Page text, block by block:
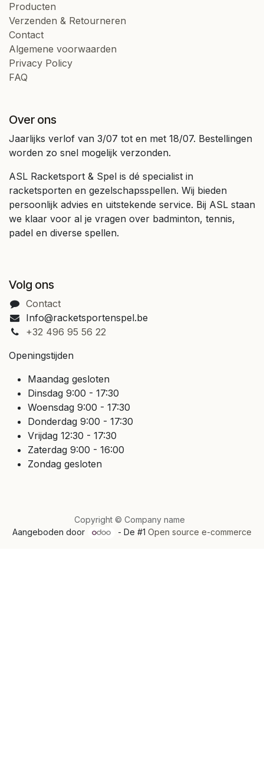
Producten
Verzenden & Retourneren
Contact
Algemene voorwaarden
Privacy Policy
FAQ
Over ons
Jaarlijks verlof van 3/07 tot en met 18/07. Bestellingen
worden zo snel mogelijk verzonden.
ASL Racketsport & Spel is dé specialist in
racketsporten en gezelschapsspellen. Wij bieden
persoonlijk advies en uitstekende service. Bij ASL staan
we klaar voor al je vragen over badminton, tennis,
padel en diverse spellen.
Volg ons
Contact
Info@racketsportenspel.be
+32 496 95 56 22
Openingstijden
Maandag gesloten
Dinsdag 9:00 - 17:30
Woensdag 9:00 - 17:30
Donderdag 9:00 - 17:30
Vrijdag 12:30 - 17:30
Zaterdag 9:00 - 16:00
Zondag gesloten
Copyright © Company name
Aangeboden door
- De #1Open source e-commerce